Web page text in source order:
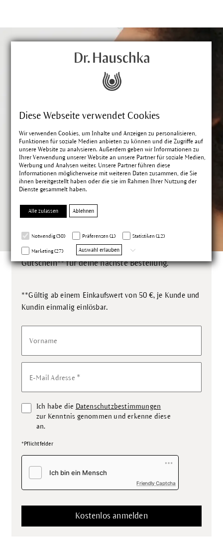
Diese Webseite verwendet Cookies
Wir verwenden Cookies, um Inhalte und Anzeigen zu personalisieren,
Funktionen für soziale Medien anbieten zu können und die Zugriffe auf
unsere Website zu analysieren. Außerdem geben wir Informationen zu
Ihrer Verwendung unserer Website an unsere Partner für soziale Medien,
Werbung und Analysen weiter. Unsere Partner führen diese
Informationen möglicherweise mit weiteren Daten zusammen, die Sie
ihnen bereitgestellt haben oder die sie im Rahmen Ihrer Nutzung der
Dienste gesammelt haben.
Alle zulassen Ablehnen
Notwendig (30) Präferenzen (1) Statistiken (12)
Marketing (27) Auswahl erlauben
Unser Newsletter:
10-€-Gutschein und Inspiration
für dich.
Regelmäßig versorgen wir dich mit Pflege-Tipps,
Aktionen.
Melde dich jetzt an und erhalte einen 10-€-
Gutschein** für deine nächste Bestellung.
**Gültig ab einem Einkaufswert von 50 €, je Kunde und
Kundin einmalig einlösbar.
Vorname
E-Mail Adresse *
Ich habe die Datenschutzbestimmungen
zur Kenntnis genommen und erkenne diese
an.
*Pflichtfelder
Friendly Captcha